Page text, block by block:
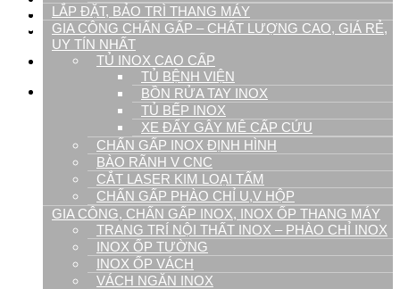
Tuyển Dụng
Liên hệ
09.1900.9128
Chưa có sản phẩm trong giỏ hàng.
LẮP ĐẶT, BẢO TRÌ THANG MÁY
GIA CÔNG CHẤN GẤP – CHẤT LƯỢNG CAO, GIÁ RẺ,
UY TÍN NHẤT
TỦ INOX CAO CẤP
TỦ BỆNH VIỆN
BỒN RỬA TAY INOX
TỦ BẾP INOX
XE ĐẨY GÂY MÊ CẤP CỨU
CHẤN GẤP INOX ĐỊNH HÌNH
BÀO RÃNH V CNC
CẮT LASER KIM LOẠI TẤM
CHẤN GẤP PHÀO CHỈ U,V HỘP
GIA CÔNG, CHẤN GẤP INOX, INOX ỐP THANG MÁY
TRANG TRÍ NỘI THẤT INOX – PHÀO CHỈ INOX
INOX ỐP TƯỜNG
INOX ỐP VÁCH
VÁCH NGĂN INOX